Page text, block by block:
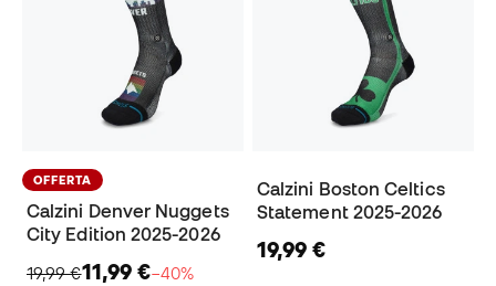
OFFERTA
Calzini Denver Nuggets
City Edition 2025-2026
19,99 €11,99 €−40%
Calzini Boston Celtics
Statement 2025-2026
19,99 €